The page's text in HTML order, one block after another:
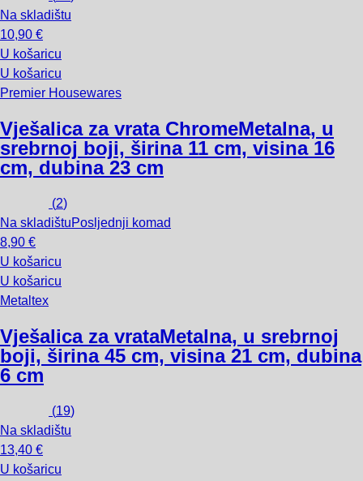
Na skladištu
10,90 €
U košaricu
U košaricu
Premier Housewares
Vješalica za vrata ChromeMetalna, u
srebrnoj boji, širina 11 cm, visina 16
cm, dubina 23 cm
(2)
Na skladištuPosljednji komad
8,90 €
U košaricu
U košaricu
Metaltex
Vješalica za vrataMetalna, u srebrnoj
boji, širina 45 cm, visina 21 cm, dubina
6 cm
(19)
Na skladištu
13,40 €
U košaricu